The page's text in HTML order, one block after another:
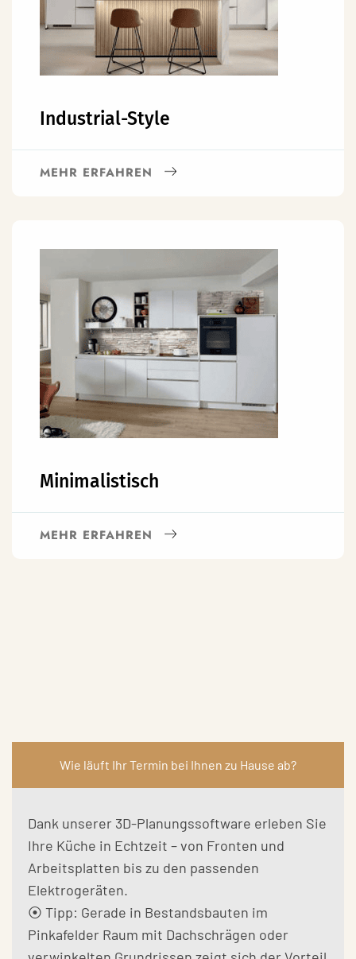
Industrial-Style
MEHR ERFAHREN
Minimalistisch
MEHR ERFAHREN
Wie läuft Ihr Termin bei Ihnen zu Hause ab?
Dank unserer 3D-Planungssoftware erleben Sie
Ihre Küche in Echtzeit – von Fronten und
Arbeitsplatten bis zu den passenden
Elektrogeräten.
⦿ Tipp: Gerade in Bestandsbauten im
Pinkafelder Raum mit Dachschrägen oder